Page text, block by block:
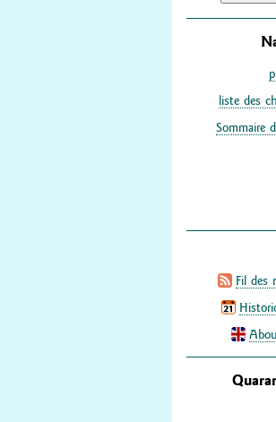
liste des
Sommaire
Fil des